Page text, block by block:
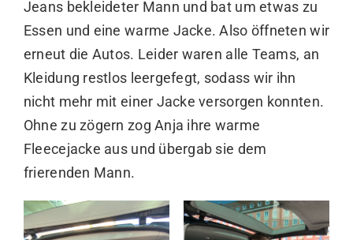
Jeans bekleideter Mann und bat um etwas zu
Essen und eine warme Jacke. Also öffneten wir
erneut die Autos. Leider waren alle Teams, an
Kleidung restlos leergefegt, sodass wir ihn
nicht mehr mit einer Jacke versorgen konnten.
Ohne zu zögern zog Anja ihre warme
Fleecejacke aus und übergab sie dem
frierenden Mann.